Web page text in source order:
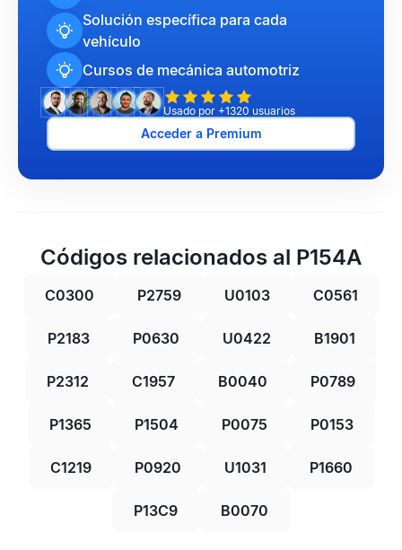
Solución específica para cada
vehículo
Cursos de mecánica automotriz
Usado por +1320 usuarios
Acceder a Premium
Códigos relacionados al P154A
C0300 P2759 U0103 C0561
P2183 P0630 U0422 B1901
P2312 C1957 B0040 P0789
P1365 P1504 P0075 P0153
C1219 P0920 U1031 P1660
P13C9 B0070